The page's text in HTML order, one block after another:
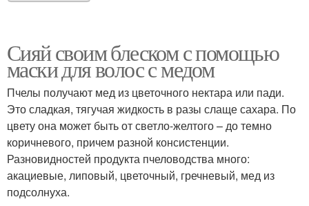
Сияй своим блеском с помощью
маски для волос с медом
Пчелы получают мед из цветочного нектара или пади.
Это сладкая, тягучая жидкость в разы слаще сахара. По
цвету она может быть от светло-желтого – до темно
коричневого, причем разной консистенции.
Разновидностей продукта пчеловодства много:
акациевые, липовый, цветочный, гречневый, мед из
подсолнуха.